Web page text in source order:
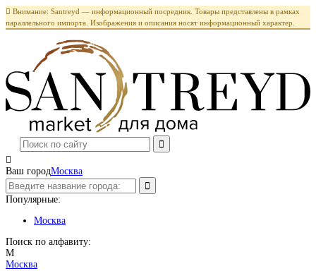
 Внимание: Santreyd — информационный посредник. Товары представлены в рамках
параллельного импорта. Изображения и описания носят информационный характер.

Ваш городМосква
Популярные:
Москва
Поиск по алфавиту:
М
Москва